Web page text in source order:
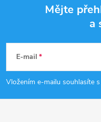
p
a
Mějte
a
E-mail
Vložením e-mailu souhlasíte s